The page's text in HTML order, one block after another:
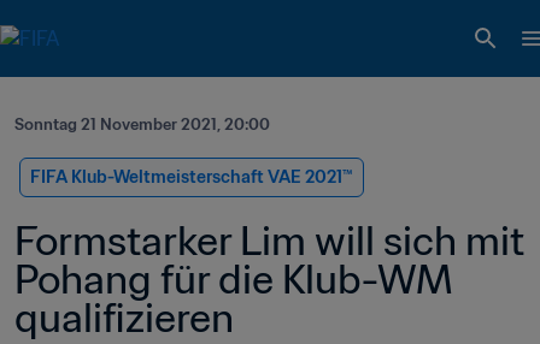
Sonntag 21 November 2021, 20:00
FIFA Klub-Weltmeisterschaft VAE 2021™
Formstarker Lim will sich mit
Pohang für die Klub-WM
qualifizieren